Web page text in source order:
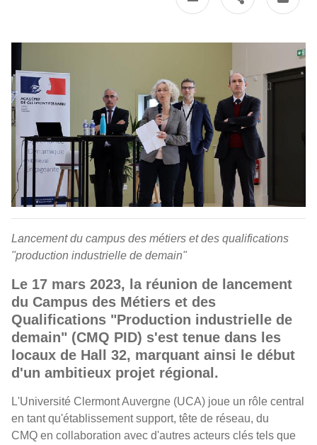
Lancement du campus des métiers et des qualifications
"production industrielle de demain"
Le 17 mars 2023, la réunion de lancement
du Campus des Métiers et des
Qualifications "Production industrielle de
demain" (CMQ PID) s'est tenue dans les
locaux de Hall 32, marquant ainsi le début
d'un ambitieux projet régional.
L'Université Clermont Auvergne (UCA) joue un rôle central
en tant qu'établissement support, tête de réseau, du
CMQ en collaboration avec d'autres acteurs clés tels que